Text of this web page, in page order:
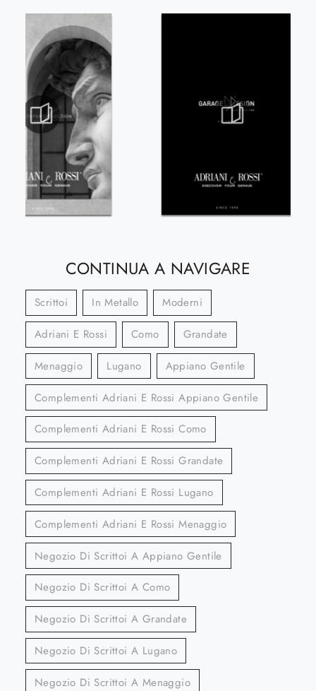
CONTINUA A NAVIGARE
Scrittoi In Metallo Moderni
Adriani E Rossi Como Grandate
Menaggio Lugano Appiano Gentile
Complementi Adriani E Rossi Appiano Gentile
Complementi Adriani E Rossi Como
Complementi Adriani E Rossi Grandate
Complementi Adriani E Rossi Lugano
Complementi Adriani E Rossi Menaggio
Negozio Di Scrittoi A Appiano Gentile
Negozio Di Scrittoi A Como
Negozio Di Scrittoi A Grandate
Negozio Di Scrittoi A Lugano
Negozio Di Scrittoi A Menaggio